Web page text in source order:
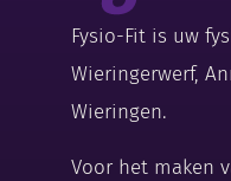
Fysio-Fit is uw
Wieringerwerf,
Wieringen.
Voor het maken